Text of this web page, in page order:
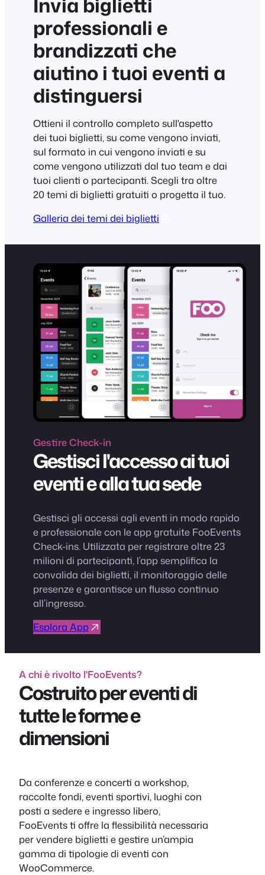
professionali e
brandizzati che
aiutino i tuoi eventi a
distinguersi
Ottieni il controllo completo sull'aspetto
dei tuoi biglietti, su come vengono inviati,
sul formato in cui vengono inviati e su
come vengono utilizzati dal tuo team e dai
tuoi clienti o partecipanti. Scegli tra oltre
20 temi di biglietti gratuiti o progetta il tuo.
Galleria dei temi dei biglietti
GestireCheck-in
Gestisci l'accesso ai tuoi
eventi e alla tua sede
Gestisci gli accessi agli eventi in modo rapido
e professionale con le app gratuite FooEvents
Check-ins. Utilizzata per registrare oltre 23
milioni di partecipanti, l’app semplifica la
convalida dei biglietti, il monitoraggio delle
presenze e garantisce un flusso continuo
all’ingresso.
Esplora App
A chi è rivolto l'FooEvents?
Costruito per eventi di
tutte le forme e
dimensioni
Da conferenze e concerti a workshop,
raccolte fondi, eventi sportivi, luoghi con
posti a sedere e ingresso libero,
FooEvents ti offre la flessibilità necessaria
per vendere biglietti e gestire un’ampia
gamma di tipologie di eventi con
WooCommerce.